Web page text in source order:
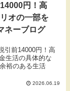
円！高
オの一部を
ネーブログ
引前14000円！高
生活の具体的な
裕のある生活
2026.06.19